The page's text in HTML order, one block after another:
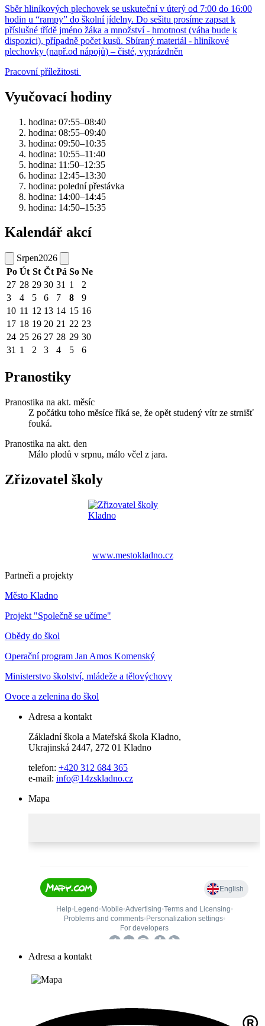
Sběr hliníkových plechovek se uskuteční v úterý od 7:00 do 16:00
hodin u “rampy” do školní jídelny. Do sešitu prosíme zapsat k
příslušné třídě jméno žáka a množství - hmotnost (váha bude k
dispozici), případně počet kusů. Sbíraný materiál - hliníkové
plechovky (např.od nápojů) – čisté, vyprázdněn
Pracovní příležitosti
Vyučovací hodiny
hodina: 07:55–08:40
hodina: 08:55–09:40
hodina: 09:50–10:35
hodina: 10:55–11:40
hodina: 11:50–12:35
hodina: 12:45–13:30
hodina: polední přestávka
hodina: 14:00–14:45
hodina: 14:50–15:35
Kalendář akcí
Srpen2026
Po Út St Čt Pá So Ne
27 28 29 30 31 1
2
3
4 5 6 7 8
9
10 11 12 13 14 15 16
17 18 19 20 21 22 23
24 25 26 27 28 29 30
31 1 2 3 4 5 6
Pranostiky
Pranostika na akt. měsíc
Z počátku toho měsíce říká se, že opět studený vítr ze strnišť
fouká.
Pranostika na akt. den
Málo plodů v srpnu, málo včel z jara.
Zřizovatel školy
www.mestokladno.cz
Partneři a projekty
Město Kladno
Projekt "Společně se učíme"
Obědy do škol
Operační program Jan Amos Komenský
Ministerstvo školství, mládeže a tělovýchovy
Ovoce a zelenina do škol
Adresa a kontakt
Základní škola a Mateřská škola Kladno,
Ukrajinská 2447, 272 01 Kladno
telefon: +420 312 684 365
e-mail: info@14zskladno.cz
Mapa
Adresa a kontakt